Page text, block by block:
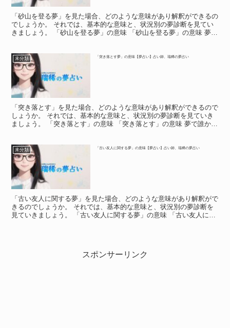
「砂山を登る夢」を見た場合、どのような意味があり解釈ができるの
でしょうか。 それでは、基本的な意味と、状況別の夢診断を見てい
きましょう。 「砂山を登る夢」の意味 「砂山を登る夢」の意味 夢の
未分類 「突き落とす夢」の意味【夢占い】占い師、瑞稀の夢占い
「突き落とす」を見た場合、どのような意味があり解釈ができるので
しょうか。 それでは、基本的な意味と、状況別の夢診断を見ていき
ましょう。 「突き落とす」の意味 「突き落とす」の意味 夢で誰かを
未分類 「古い友人に関する夢」の意味【夢占い】占い師、瑞稀の夢占い
「古い友人に関する夢」を見た場合、どのような意味があり解釈がで
きるのでしょうか。 それでは、基本的な意味と、状況別の夢診断を
見ていきましょう。 「古い友人に関する夢」の意味 「古い友人に関
スポンサーリンク